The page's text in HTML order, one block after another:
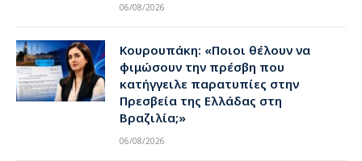
06/08/2026
Κουρουπάκη: «Ποιοι θέλουν να
φιμώσουν την πρέσβη που
κατήγγειλε παρατυπίες στην
Πρεσβεία της Ελλάδας στη
Βραζιλία;»
06/08/2026